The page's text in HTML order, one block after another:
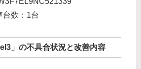
数：1台
」の不具合状況と改善内容